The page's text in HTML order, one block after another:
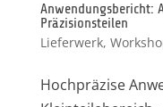
Anwendungsbericht:
Präzisionsteilen
Lieferwerk,
Hochpräzise